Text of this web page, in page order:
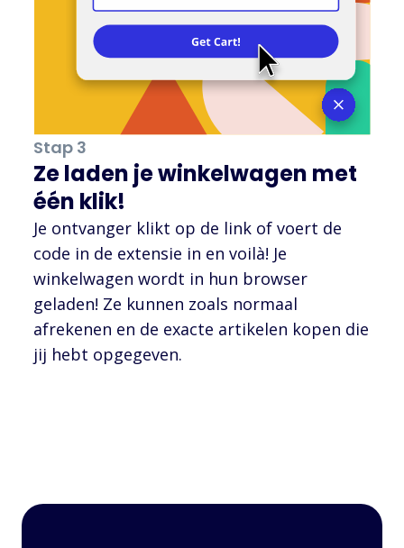
Stap 3
Ze laden je winkelwagen met
één klik!
Je ontvanger klikt op de link of voert de
code in de extensie in en voilà! Je
winkelwagen wordt in hun browser
geladen! Ze kunnen zoals normaal
afrekenen en de exacte artikelen kopen die
jij hebt opgegeven.